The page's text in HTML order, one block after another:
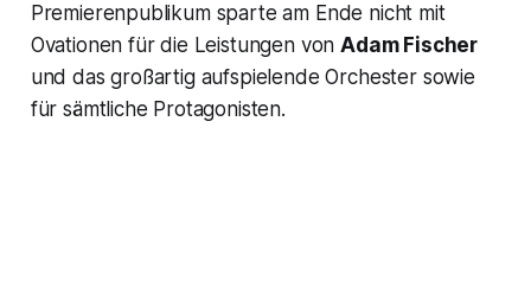
Premierenpublikum sparte am Ende nicht mit
Ovationen für die Leistungen vonAdam Fischer
und das großartig aufspielende Orchester sowie
für sämtliche Protagonisten.